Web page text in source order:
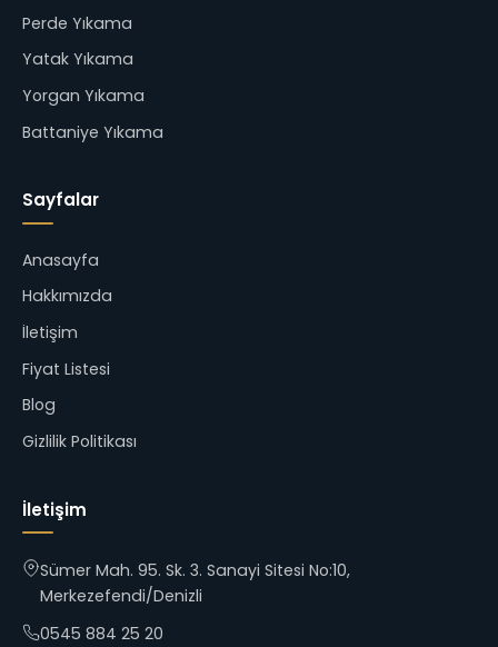
Perde Yıkama
Yatak Yıkama
Yorgan Yıkama
Battaniye Yıkama
Sayfalar
Anasayfa
Hakkımızda
İletişim
Fiyat Listesi
Blog
Gizlilik Politikası
İletişim
Sümer Mah. 95. Sk. 3. Sanayi Sitesi No:10,
Merkezefendi/Denizli
0545 884 25 20